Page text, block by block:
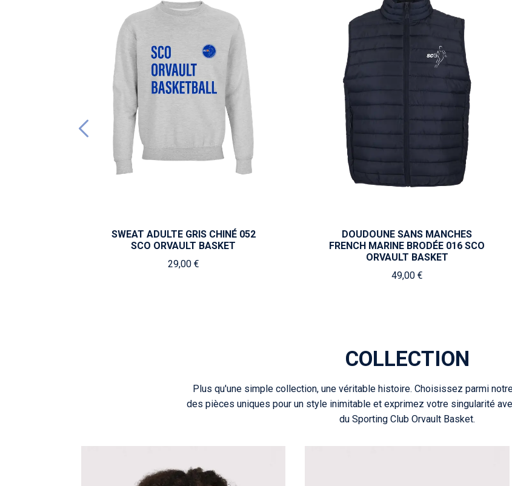
SWEAT ADULTE GRIS CHINÉ 052
SCO ORVAULT BASKET
29,00 €
DOUDOUNE SANS MANCHES
FRENCH MARINE BRODÉE 016 SCO
ORVAULT BASKET
49,00 €
COLLECTION
Plus qu'une simple collection, une véritable histoire. Choisissez parmi
des pièces uniques pour un style inimitable et exprimez votre singularité
du Sporting Club Orvault Basket.